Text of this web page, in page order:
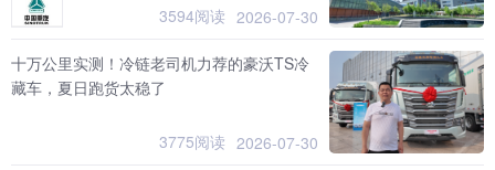
3594阅读 2026-07-30
十万公里实测！冷链老司机力荐的豪沃TS冷
藏车，夏日跑货太稳了
3775阅读 2026-07-30